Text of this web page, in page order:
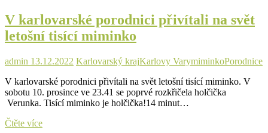
V karlovarské porodnici přivítali na svět
letošní tisící miminko
admin 13.12.2022 Karlovarský krajKarlovy VarymiminkoPorodnice
V karlovarské porodnici přivítali na svět letošní tisící miminko. V
sobotu 10. prosince ve 23.41 se poprvé rozkřičela holčička
Verunka. Tisící miminko je holčička!14 minut…
Čtěte víceV